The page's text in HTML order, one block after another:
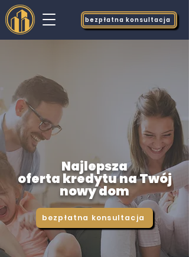
bezpłatna konsultacja
Najlepsza
oferta kredytu na Twój
nowy dom
bezpłatna konsultacja